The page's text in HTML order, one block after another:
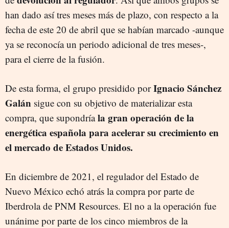
han dado así tres meses más de plazo, con respecto a la
fecha de este 20 de abril que se habían marcado -aunque
ya se reconocía un periodo adicional de tres meses-,
para el cierre de la fusión.
De esta forma, el grupo presidido porIgnacio Sánchez
Galán sigue con su objetivo de materializar esta
compra, que supondríala gran operación de la
energética española para acelerar su crecimiento en
el mercado de Estados Unidos.
En diciembre de 2021, el regulador del Estado de
Nuevo México echó atrás la compra por parte de
Iberdrola de PNM Resources. El no a la operación fue
unánime por parte de los cinco miembros de la